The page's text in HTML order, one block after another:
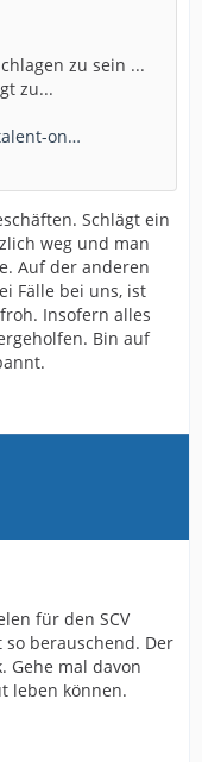
zu sein ...
zu...
on…
Schlägt ein
weg und man
Auf der anderen
Fälle bei uns, ist
Insofern alles
Bin auf
für den SCV
berauschend. Der
Gehe mal davon
leben können.